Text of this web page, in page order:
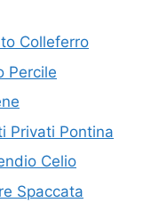
Colleferro
Percile
Privati Pontina
Celio
Spaccata